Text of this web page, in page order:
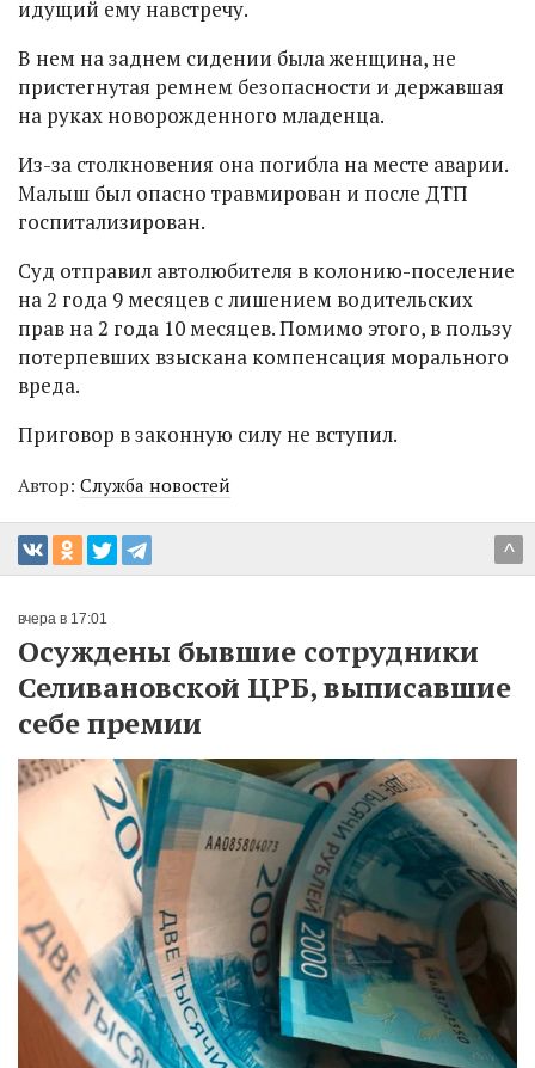
идущий ему навстречу.
В нем на заднем сидении была женщина, не
пристегнутая ремнем безопасности и державшая
на руках новорожденного младенца.
Из-за столкновения она погибла на месте аварии.
Малыш был опасно травмирован и после ДТП
госпитализирован.
Суд отправил автолюбителя в колонию-поселение
на 2 года 9 месяцев с лишением водительских
прав на 2 года 10 месяцев. Помимо этого, в пользу
потерпевших взыскана компенсация морального
вреда.
Приговор в законную силу не вступил.
Автор: Служба новостей
^
вчера в 17:01
Осуждены бывшие сотрудники
Селивановской ЦРБ, выписавшие
себе премии